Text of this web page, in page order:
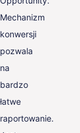
Mechanizm
konwersji
pozwala
na
bardzo
łatwe
raportowanie.